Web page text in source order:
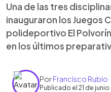
Una de las tres
inauguraron los Juegos
polideportivo El
en los últimos
PorFrancisco Rubio
Publicado el 21 de